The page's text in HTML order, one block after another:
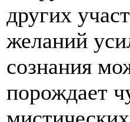
других
желаний
сознания
порождает